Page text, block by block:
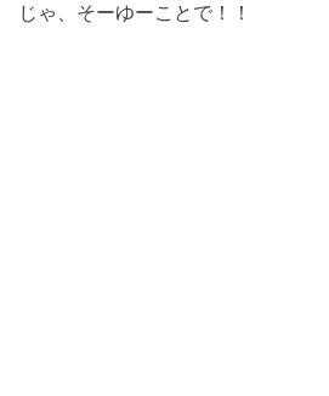
じゃ、そーゆーことで！！